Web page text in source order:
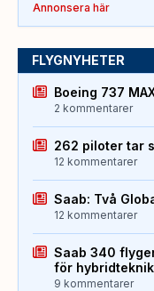
Annonsera här
FLYGNYHETER
Boeing 737
2 kommentarer
262 piloter tar
12 kommentarer
Saab: Två
12 kommentarer
Saab 340
för hybridteknik
9 kommentarer